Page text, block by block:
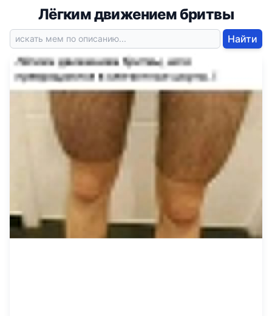
Лёгким движением бритвы
Найти